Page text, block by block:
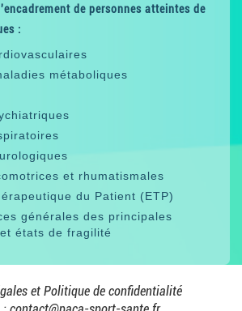
de personnes atteintes de
:
métaboliques
et rhumatismales
du Patient (ETP)
générales des principales
états de fragilité
et Politique de confidentialité